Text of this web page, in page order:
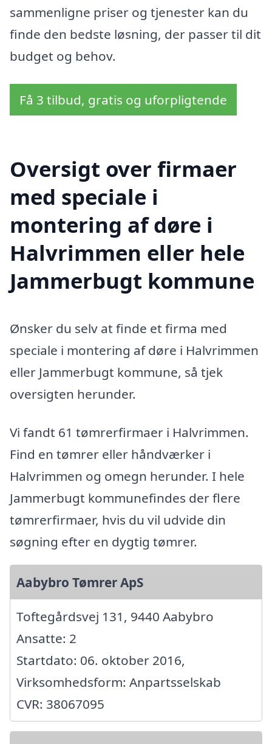
sammenligne priser og tjenester kan du
finde den bedste løsning, der passer til dit
budget og behov.
Få 3 tilbud, gratis og uforpligtende
Oversigt over firmaer
med speciale i
montering af døre i
Halvrimmen eller hele
Jammerbugt kommune
Ønsker du selv at finde et firma med
speciale i montering af døre i Halvrimmen
eller Jammerbugt kommune, så tjek
oversigten herunder.
Vi fandt 61 tømrerfirmaer i Halvrimmen.
Find en tømrer eller håndværker i
Halvrimmen og omegn herunder. I hele
Jammerbugt kommunefindes der flere
tømrerfirmaer, hvis du vil udvide din
søgning efter en dygtig tømrer.
Aabybro Tømrer ApS
Toftegårdsvej 131, 9440 Aabybro
Ansatte: 2
Startdato: 06. oktober 2016,
Virksomhedsform: Anpartsselskab
CVR: 38067095